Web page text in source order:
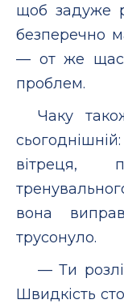
щоб задуже
безперечно
— от же
проблем.
Чаку
вітреця,
вона
трусонуло.
— Ти
Швидкість